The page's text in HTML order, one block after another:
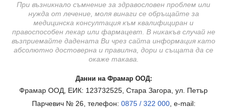
При възникнало съмнение за здравословен проблем или
нужда от лечение, моля винаги се обръщайте за
медицинска консултация към квалифициран и
правоспособен лекар или фармацевт. В никакъв случай не
възприемайте дадената Ви чрез сайта информация като
абсолютно достоверна и правилна, дори и същата да се
окаже такава.
Данни на Фрамар ООД:
Фрамар ООД, ЕИК: 123732525, Стара Загора, ул. Петър
Парчевич № 26, телефон: 0875 / 322 000, e-mail: